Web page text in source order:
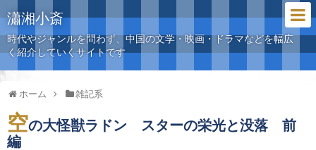
瀟湘小斎
時代やジャンルを問わず、中国の文学・映画・ドラマなどを幅広
く紹介していくサイトです
ホーム 雑記系
空の大怪獣ラドン スターの栄光と没落 前
編